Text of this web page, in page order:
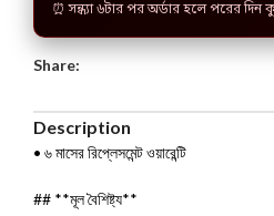
⏰ সন্ধ্যা ৬টার পর অর্ডার হলে পরের দিন
Share:
Description
• ৬ মাসের রিপ্লেসমেন্ট ওয়ারেন্টি
## **মূল বৈশিষ্ট্য**